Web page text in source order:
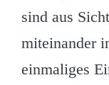
sind aus
miteinander
einmaliges